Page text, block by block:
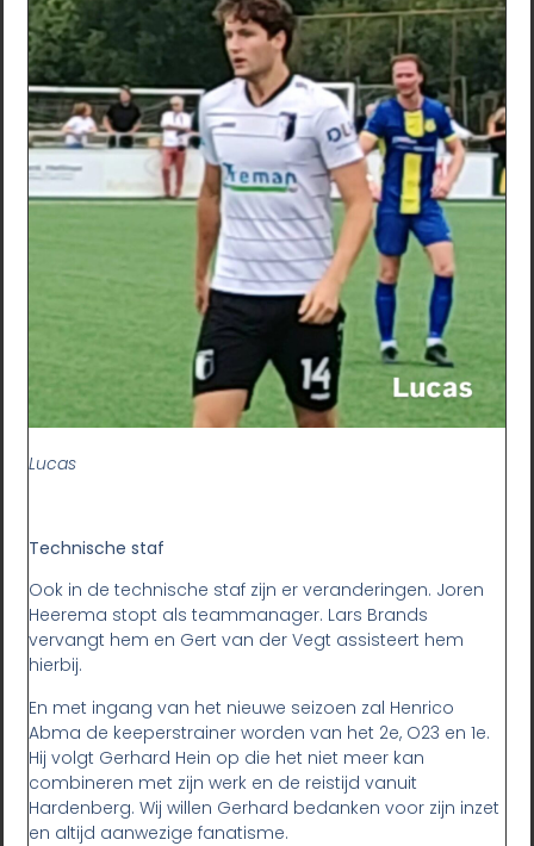
Lucas
Technische staf
Ook in de technische staf zijn er veranderingen. Joren
Heerema stopt als teammanager. Lars Brands
vervangt hem en Gert van der Vegt assisteert hem
hierbij.
En met ingang van het nieuwe seizoen zal Henrico
Abma de keeperstrainer worden van het 2e, O23 en 1e.
Hij volgt Gerhard Hein op die het niet meer kan
combineren met zijn werk en de reistijd vanuit
Hardenberg. Wij willen Gerhard bedanken voor zijn inzet
en altijd aanwezige fanatisme.